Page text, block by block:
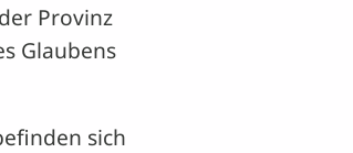
Provinz
Glaubens
sich